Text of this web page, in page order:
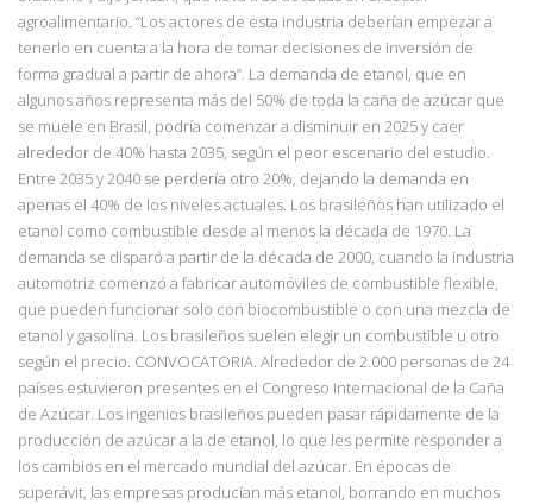
agroalimentario. “Los actores de esta industria deberían empezar a
tenerlo en cuenta a la hora de tomar decisiones de inversión de
forma gradual a partir de ahora”. La demanda de etanol, que en
algunos años representa más del 50% de toda la caña de azúcar que
se muele en Brasil, podría comenzar a disminuir en 2025 y caer
alrededor de 40% hasta 2035, según el peor escenario del estudio.
Entre 2035 y 2040 se perdería otro 20%, dejando la demanda en
apenas el 40% de los niveles actuales. Los brasileños han utilizado el
etanol como combustible desde al menos la década de 1970. La
demanda se disparó a partir de la década de 2000, cuando la industria
automotriz comenzó a fabricar automóviles de combustible flexible,
que pueden funcionar solo con biocombustible o con una mezcla de
etanol y gasolina. Los brasileños suelen elegir un combustible u otro
según el precio. CONVOCATORIA. Alrededor de 2.000 personas de 24
países estuvieron presentes en el Congreso Internacional de la Caña
de Azúcar. Los ingenios brasileños pueden pasar rápidamente de la
producción de azúcar a la de etanol, lo que les permite responder a
los cambios en el mercado mundial del azúcar. En épocas de
superávit, las empresas producían más etanol, borrando en muchos